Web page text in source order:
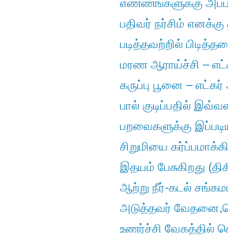
எண்ணங்களுக்கு
பதிவர் நர்சிம்
படித்தவற்றில்
மரண ஆராய்ச்சி –
கருப்பு பூனை –
பால் குடிப்பதில்
பறவைகளுக்கு
சிறுமியை
இதயம் பேசுகிறது
ஆற்று நீர்-கடல்
அடுத்தவர்
உணர்ச்சி வேகத்தில்